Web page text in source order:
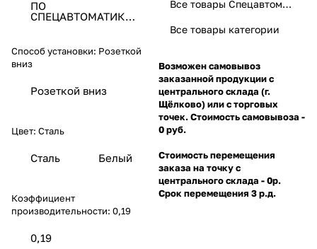
ПО
СПЕЦАВТОМАТИКА
Способ установки: Розеткой
вниз
Розеткой вниз
Цвет: Сталь
Сталь Белый
Коэффициент
производительности: 0,19
0,19
Все товары Спецавтоматика
Все товары категории
Возможен самовывоз
заказанной продукции с
центрального склада (г.
Щёлково) или с торговых
точек. Стоимость самовывоза -
0 руб.
Стоимость перемещения
заказа на точку с
центрального склада - 0р.
Срок перемещения 3 р.д.